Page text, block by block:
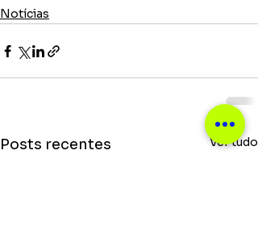
Notícias
Posts recentes Ver tudo